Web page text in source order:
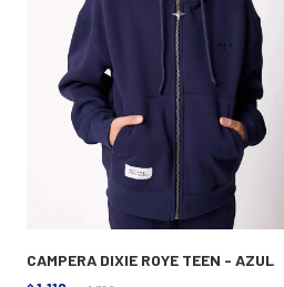
CAMPERA DIXIE ROYE TEEN - AZUL